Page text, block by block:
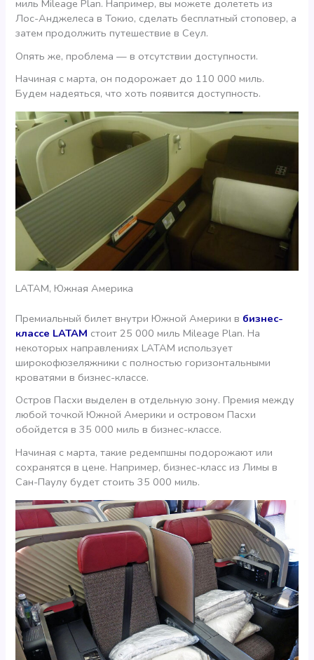
миль Mileage Plan. Например, вы можете долететь из
Лос-Анджелеса в Токио, сделать бесплатный стоповер, а
затем продолжить путешествие в Сеул.
Опять же, проблема — в отсутствии доступности.
Начиная с марта, он подорожает до 110 000 миль.
Будем надеяться, что хоть появится доступность.
LATAM, Южная Америка
Премиальный билет внутри Южной Америки в бизнес-
классе LATAM стоит 25 000 миль Mileage Plan. На
некоторых направлениях LATAM использует
широкофюзеляжники с полностью горизонтальными
кроватями в бизнес-классе.
Остров Пасхи выделен в отдельную зону. Премия между
любой точкой Южной Америки и островом Пасхи
обойдется в 35 000 миль в бизнес-классе.
Начиная с марта, такие редемпшны подорожают или
сохранятся в цене. Например, бизнес-класс из Лимы в
Сан-Паулу будет стоить 35 000 миль.